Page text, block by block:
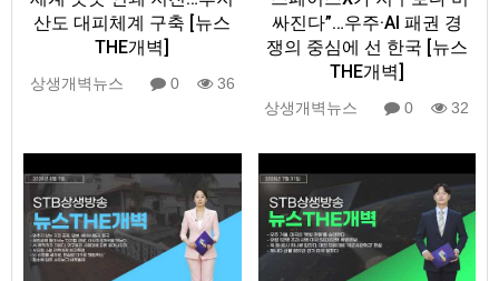
산도 대피체계 구축 [뉴스
THE개벽]
상생개벽뉴스 0 36
싸진다”…우주·AI 패권 경
쟁의 중심에 선 한국 [뉴스
THE개벽]
상생개벽뉴스 0 32